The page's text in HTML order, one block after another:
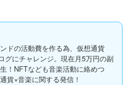
ドの活動費を作る為、仮想通貨
グにチャレンジ。現在月5万円の副
！NFTなども音楽活動に絡めつ
貨×音楽に関する発信！